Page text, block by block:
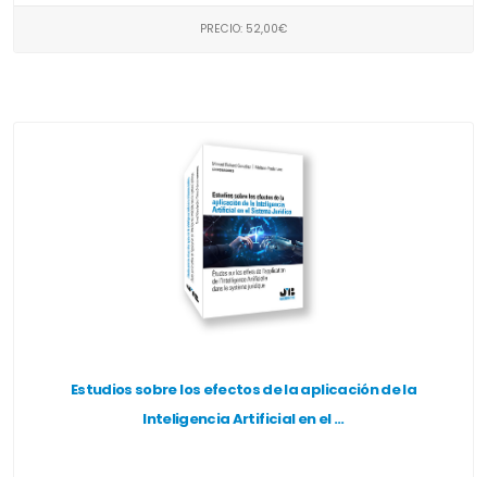
PRECIO: 52,00€
Estudios sobre los efectos de la aplicación de la
Inteligencia Artificial en el ...